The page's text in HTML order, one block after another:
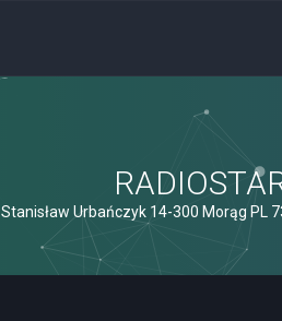
Stanisław Urbańczyk 14-300 Morąg PL